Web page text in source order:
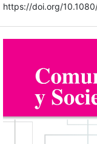
https://doi.org/